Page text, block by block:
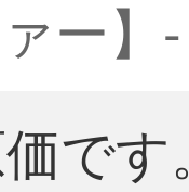
ー】-
で